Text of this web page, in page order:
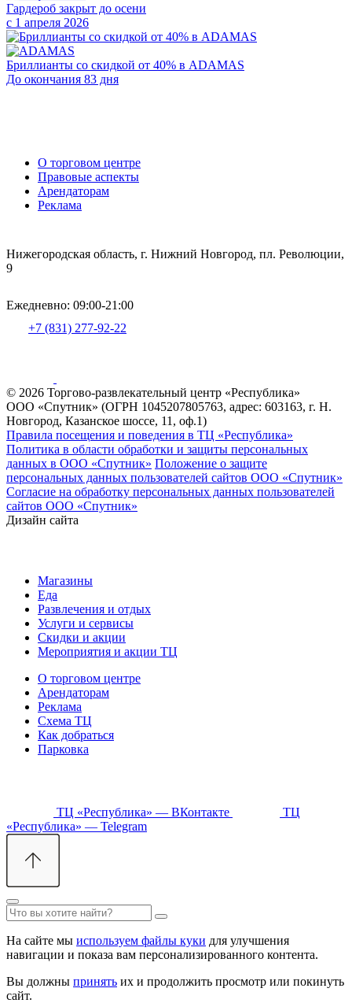
Гардероб закрыт до осени
с 1 апреля 2026
Бриллианты со скидкой от 40% в ADAMAS
До окончания 83 дня
О торговом центре
Правовые аспекты
Арендаторам
Реклама
Нижегородская область, г. Нижний Новгород, пл. Революции,
9
Ежедневно: 09:00-21:00
+7 (831) 277-92-22
© 2026 Торгово-развлекательный центр «Республика»
ООО «Спутник» (ОГРН 1045207805763, адрес: 603163, г. Н.
Новгород, Казанское шоссе, 11, оф.1)
Правила посещения и поведения в ТЦ «Республика»
Политика в области обработки и защиты персональных
данных в ООО «Спутник» Положение о защите
персональных данных пользователей сайтов ООО «Спутник»
Согласие на обработку персональных данных пользователей
сайтов ООО «Спутник»
Дизайн сайта
Магазины
Еда
Развлечения и отдых
Услуги и сервисы
Скидки и акции
Мероприятия и акции ТЦ
О торговом центре
Арендаторам
Реклама
Схема ТЦ
Как добраться
Парковка
ТЦ «Республика» — ВКонтакте
ТЦ
«Республика» — Telegram
На сайте мы используем файлы куки для улучшения
навигации и показа вам персонализированного контента.
Вы должны принять их и продолжить просмотр или покинуть
сайт.